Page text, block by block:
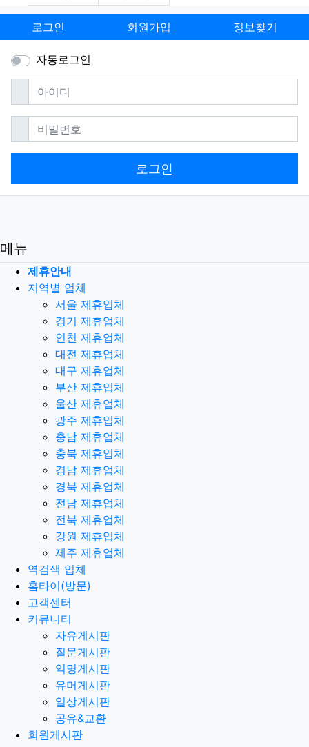
로그인 회원가입 정보찾기
자동로그인
아이디필수
비밀번호필수
로그인
메뉴
제휴안내
지역별 업체
서울 제휴업체
경기 제휴업체
인천 제휴업체
대전 제휴업체
대구 제휴업체
부산 제휴업체
울산 제휴업체
광주 제휴업체
충남 제휴업체
충북 제휴업체
경남 제휴업체
경북 제휴업체
전남 제휴업체
전북 제휴업체
강원 제휴업체
제주 제휴업체
역검색 업체
홈타이(방문)
고객센터
커뮤니티
자유게시판
질문게시판
익명게시판
유머게시판
일상게시판
공유&교환
회원게시판